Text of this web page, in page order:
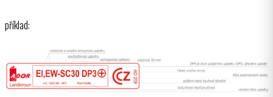
příklad: